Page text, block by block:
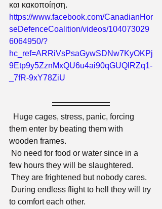
και κακοποίηση.
https://www.facebook.com/CanadianHor
seDefenceCoalition/videos/104073029
6064950/?
hc_ref=ARRiVsPsaGywSDNw7KyOKPj
9Etp9y5ZznMxQU6u4ai90qGUQlRZq1-
_7fR-9xY78ZiU
them enter by beating them with
wooden frames.
few hours they will be slaughtered.
They are frightened but nobody cares.
to comfort each other.